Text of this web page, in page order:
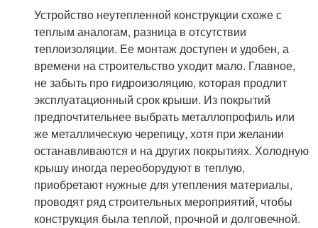
Устройство неутепленной конструкции схоже с
теплым аналогам, разница в отсутствии
теплоизоляции. Ее монтаж доступен и удобен, а
времени на строительство уходит мало. Главное,
не забыть про гидроизоляцию, которая продлит
эксплуатационный срок крыши. Из покрытий
предпочтительнее выбрать металлопрофиль или
же металлическую черепицу, хотя при желании
останавливаются и на других покрытиях. Холодную
крышу иногда переоборудуют в теплую,
приобретают нужные для утепления материалы,
проводят ряд строительных мероприятий, чтобы
конструкция была теплой, прочной и долговечной.